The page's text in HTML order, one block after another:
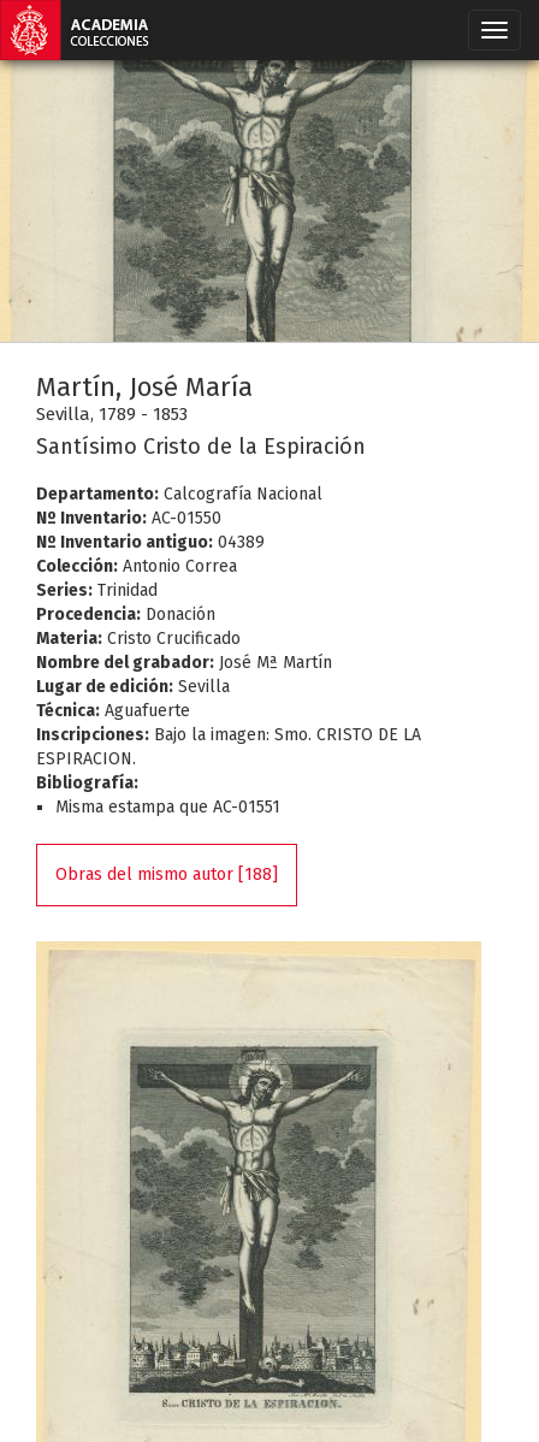
Martín, José María
Sevilla, 1789 - 1853
Santísimo Cristo de la Espiración
Departamento: Calcografía Nacional
Nº Inventario: AC-01550
Nº Inventario antiguo: 04389
Colección: Antonio Correa
Series: Trinidad
Procedencia: Donación
Materia: Cristo Crucificado
Nombre del grabador: José Mª Martín
Lugar de edición: Sevilla
Técnica: Aguafuerte
Inscripciones: Bajo la imagen: Smo. CRISTO DE LA
ESPIRACION.
Bibliografía:
Misma estampa que AC-01551
Obras del mismo autor [188]